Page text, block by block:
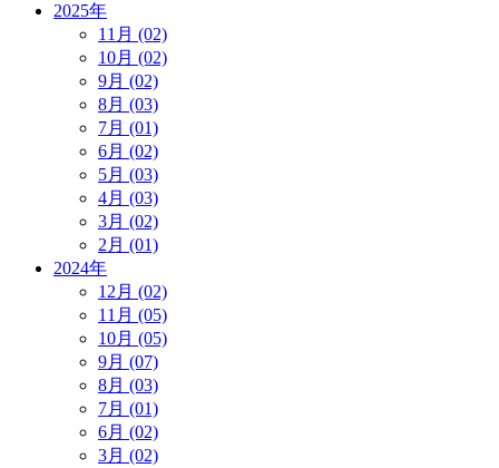
2025年
11月 (02)
10月 (02)
9月 (02)
8月 (03)
7月 (01)
6月 (02)
5月 (03)
4月 (03)
3月 (02)
2月 (01)
2024年
12月 (02)
11月 (05)
10月 (05)
9月 (07)
8月 (03)
7月 (01)
6月 (02)
3月 (02)